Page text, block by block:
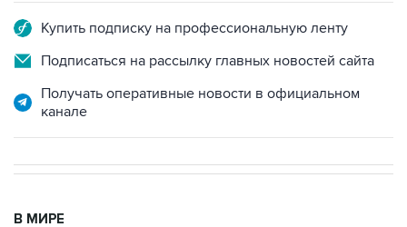
Купить подписку на профессиональную ленту
Подписаться на рассылку главных новостей сайта
Получать оперативные новости в официальном
канале
В МИРЕ